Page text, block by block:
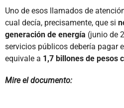
Uno de esos llamados de
cual decía, precisamente, que si
generación de energía (junio de
servicios públicos debería pagar
equivale a 1,7 billones de pesos
Mire el documento: